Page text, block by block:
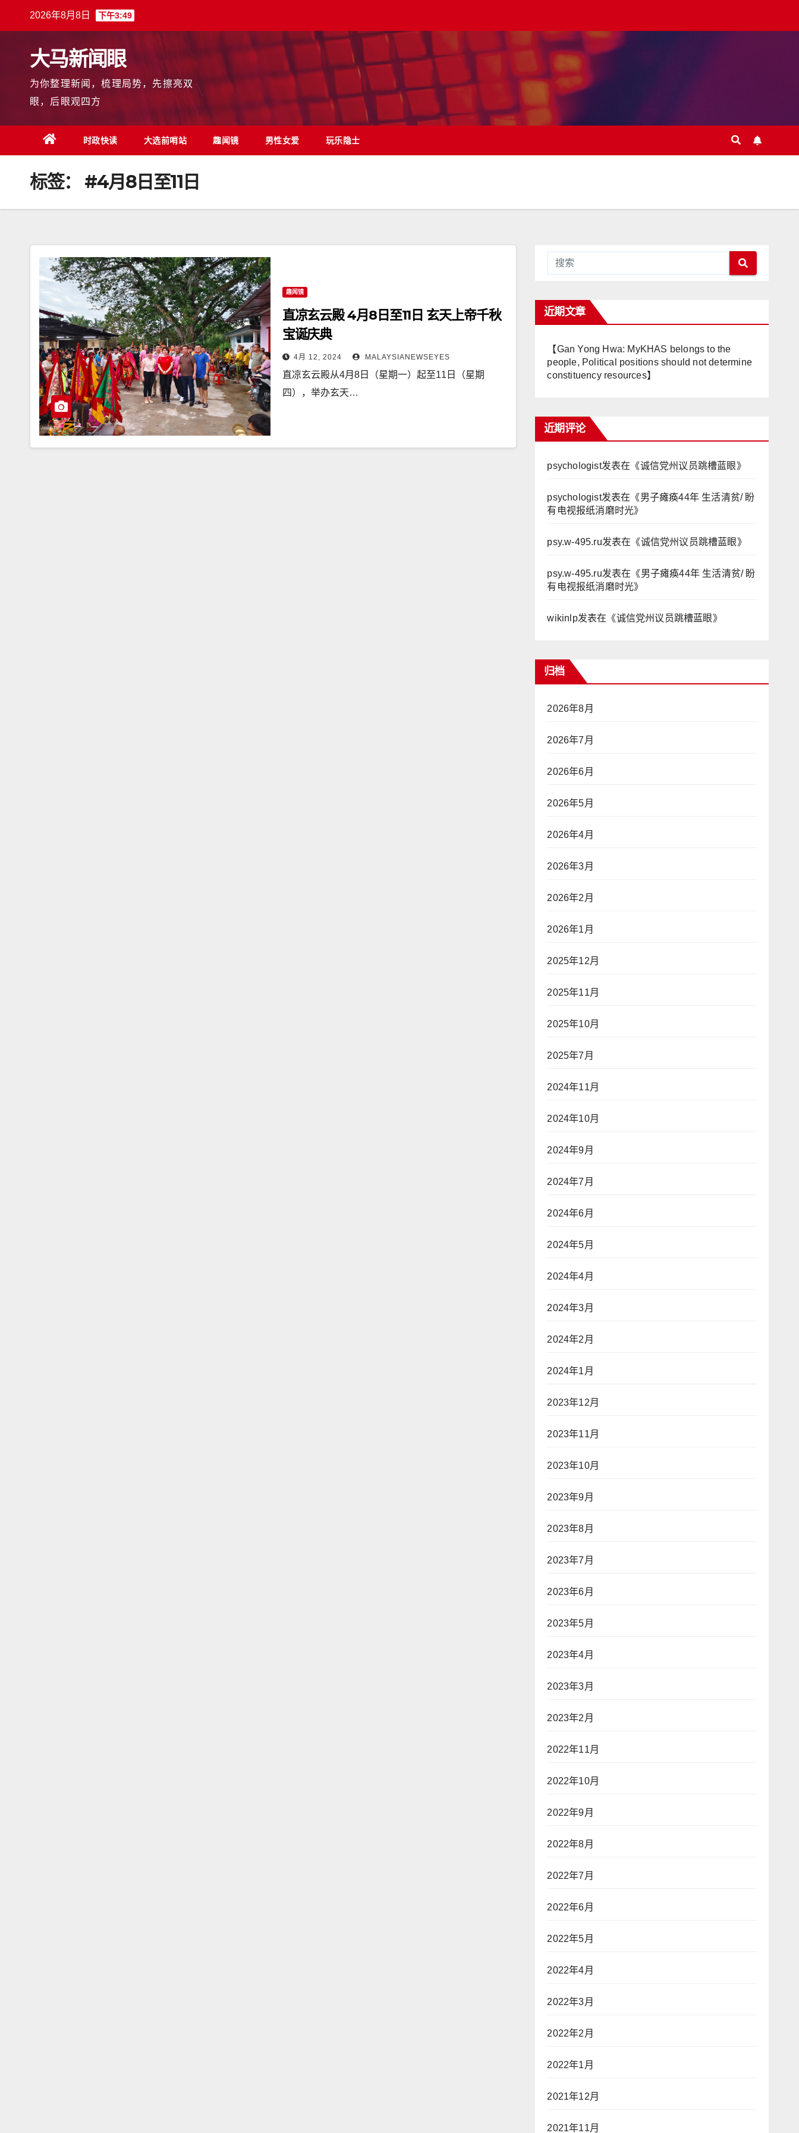
2026年8月8日 下午3:49
大马新闻眼
为你整理新闻，梳理局势，先擦亮双
眼，后眼观四方
时政快读 大选前哨站 趣闻镜 男性女爱 玩乐隐士
标签： #4月8日至11日
趣闻镜
直凉玄云殿 4月8日至11日 玄天上帝千秋
宝诞庆典
4月 12, 2024 MALAYSIANEWSEYES
直凉玄云殿从4月8日（星期一）起至11日（星期
四），举办玄天…
近期文章
【Gan Yong Hwa: MyKHAS belongs to the
people, Political positions should not determine
constituency resources】
近期评论
psychologist发表在《诚信党州议员跳槽蓝眼》
psychologist发表在《男子瘫痪44年 生活清贫/ 盼
有电视报纸消磨时光》
psy.w-495.ru发表在《诚信党州议员跳槽蓝眼》
psy.w-495.ru发表在《男子瘫痪44年 生活清贫/ 盼
有电视报纸消磨时光》
wikinlp发表在《诚信党州议员跳槽蓝眼》
归档
2026年8月
2026年7月
2026年6月
2026年5月
2026年4月
2026年3月
2026年2月
2026年1月
2025年12月
2025年11月
2025年10月
2025年7月
2024年11月
2024年10月
2024年9月
2024年7月
2024年6月
2024年5月
2024年4月
2024年3月
2024年2月
2024年1月
2023年12月
2023年11月
2023年10月
2023年9月
2023年8月
2023年7月
2023年6月
2023年5月
2023年4月
2023年3月
2023年2月
2022年11月
2022年10月
2022年9月
2022年8月
2022年7月
2022年6月
2022年5月
2022年4月
2022年3月
2022年2月
2022年1月
2021年12月
2021年11月